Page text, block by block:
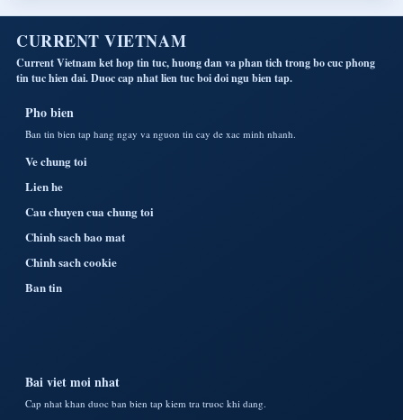
CURRENT VIETNAM
Current Vietnam ket hop tin tuc, huong dan va phan tich trong bo cuc phong
tin tuc hien dai. Duoc cap nhat lien tuc boi doi ngu bien tap.
Pho bien
Ban tin bien tap hang ngay va nguon tin cay de xac minh nhanh.
Ve chung toi
Lien he
Cau chuyen cua chung toi
Chinh sach bao mat
Chinh sach cookie
Ban tin
Bai viet moi nhat
Cap nhat khan duoc ban bien tap kiem tra truoc khi dang.